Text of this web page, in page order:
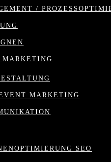
/
MARKETING
MARKETING
SEO